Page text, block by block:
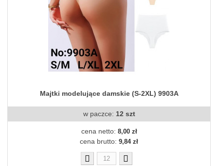
Majtki modelujące damskie (S-2XL) 9903A
w paczce: 12 szt
cena netto: 8,00 zł
cena brutto: 9,84 zł